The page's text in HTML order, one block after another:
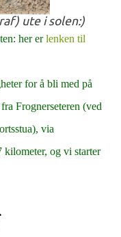
ute i solen:)
her erlenken til
for å bli med på
Frognerseteren (ved
via
kilometer, og vi starter